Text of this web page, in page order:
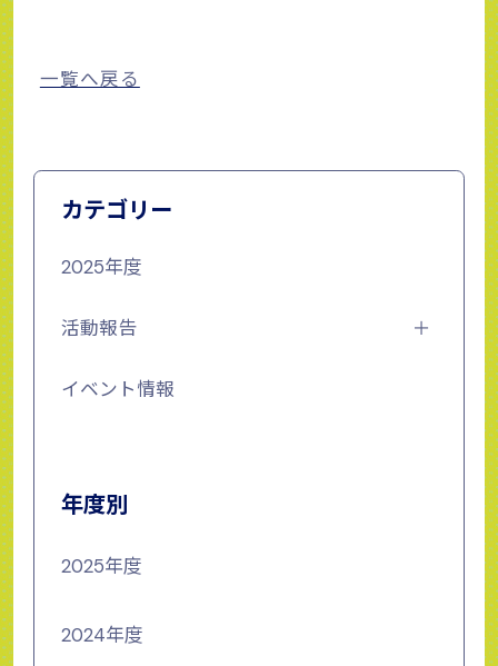
一覧へ戻る
カテゴリー
2025年度
活動報告
イベント情報
年度別
2025年度
2024年度